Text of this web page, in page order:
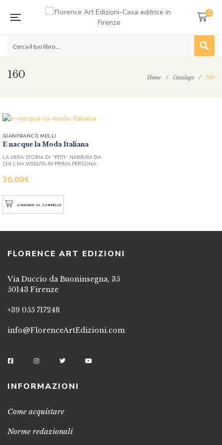
0
160 Home / Catalogo / 160
E nacque la Moda Italiana
30,00€
GIANFRANCO MELLI
LA VERA STORIA DI “PITTI” NARRATA DA
CHI L’HA VISSUTA IN PRIMA PERSONA
AGGIUNGI AL CARRELLO
FLORENCE ART EDIZIONI
Via Duccio da Buoninsegna, 35
50143 Firenze
+39 055 717248
info@FlorenceArtEdizioni.com
INFORMAZIONI
Come acquistare
Norme redazionali